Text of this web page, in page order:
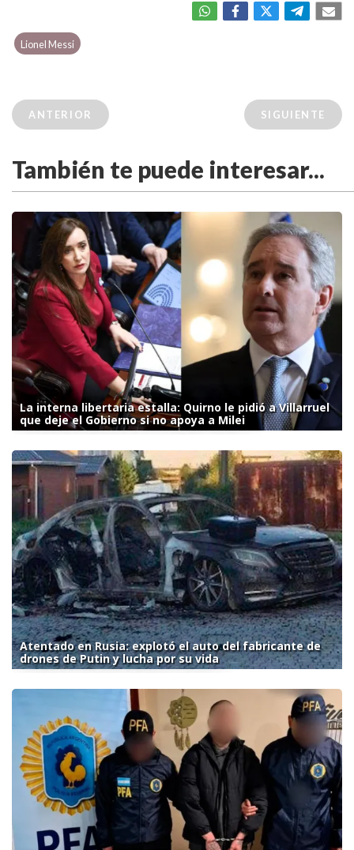
Lionel Messi
ANTERIOR SIGUIENTE
También te puede interesar...
La interna libertaria estalla: Quirno le pidió a Villarruel
que deje el Gobierno si no apoya a Milei
Atentado en Rusia: explotó el auto del fabricante de
drones de Putin y lucha por su vida